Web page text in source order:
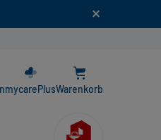
mycarePlusWarenkorb